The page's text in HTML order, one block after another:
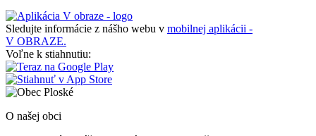
Sledujte informácie z nášho webu v mobilnej aplikácii -
V OBRAZE.
Voľne k stiahnutiu:
O našej obci